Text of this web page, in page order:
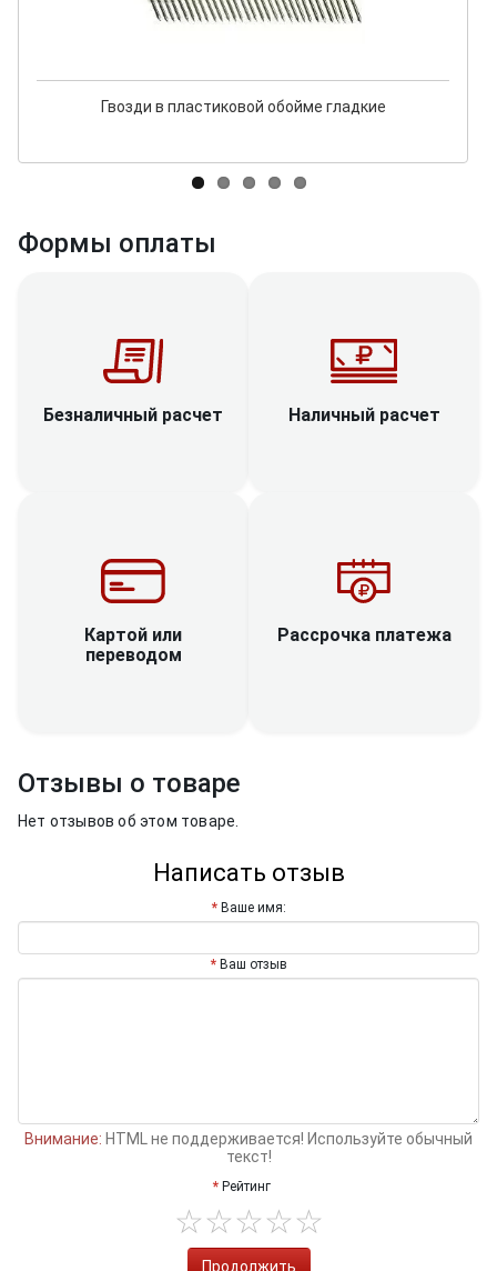
Гвозди в пластиковой обойме гладкие
Формы оплаты
Безналичный расчет Наличный расчет
Картой или
переводом
Рассрочка платежа
Отзывы о товаре
Нет отзывов об этом товаре.
Написать отзыв
Ваше имя:
Ваш отзыв
Внимание: HTML не поддерживается! Используйте обычный
текст!
Рейтинг
Продолжить